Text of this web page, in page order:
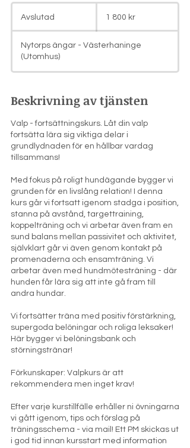
Avslutad
v
u
t
d
svenska
kronor1 800 kr
Nytorps ängar - Västerhaninge
(Utomhus)
Beskrivning av tjänsten
Valp - fortsättningskurs. Låt din valp
fortsätta lära sig viktiga delar i
grundlydnaden för en hållbar vardag
tillsammans!
Med fokus på roligt hundägande bygger vi
grunden för en livslång relation! I denna
kurs går vi fortsatt igenom stadga i position,
stanna på avstånd, targettraining,
koppelträning och vi arbetar även fram en
sund balans mellan passivitet och aktivitet,
självklart går vi även genom kontakt på
promenaderna och ensamträning. Vi
arbetar även med hundmötesträning - där
hunden får lära sig att inte gå fram till
andra hundar.
Vi fortsätter träna med positiv förstärkning,
supergoda belöningar och roliga leksaker!
Här bygger vi belöningsbank och
störningstränar!
Förkunskaper: Valpkurs är att
rekommendera men inget krav!
Efter varje kurstillfälle erhåller ni övningarna
vi gått igenom, tips och förslag på
träningsschema - via mail! Ett PM skickas ut
i god tid innan kursstart med information